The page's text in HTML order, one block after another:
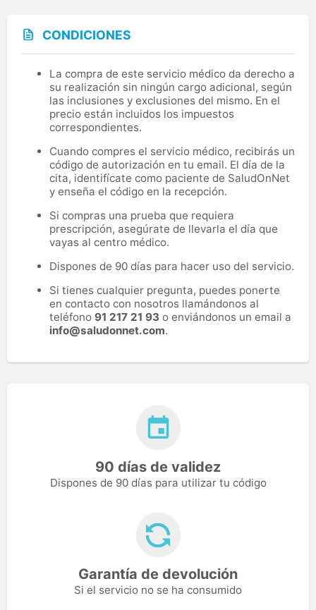
CONDICIONES
La compra de este servicio médico da derecho a
su realización sin ningún cargo adicional, según
las inclusiones y exclusiones del mismo. En el
precio están incluidos los impuestos
correspondientes.
Cuando compres el servicio médico, recibirás un
código de autorización en tu email. El día de la
cita, identifícate como paciente de SaludOnNet
y enseña el código en la recepción.
Si compras una prueba que requiera
prescripción, asegúrate de llevarla el día que
vayas al centro médico.
Dispones de 90 días para hacer uso del servicio.
Si tienes cualquier pregunta, puedes ponerte
en contacto con nosotros llamándonos al
teléfono 91 217 21 93 o enviándonos un email a
info@saludonnet.com.
90 días de validez
Dispones de 90 días para utilizar tu código
Garantía de devolución
Si el servicio no se ha consumido